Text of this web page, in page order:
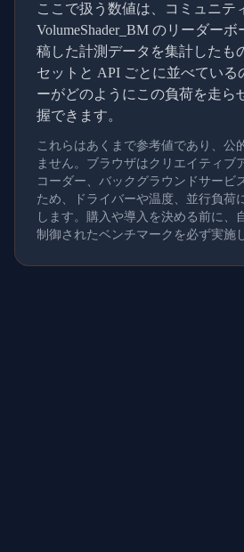
ここで扱う数値は、コミュニテ
VolumeShader_BM のリーダー
稿した計測データを集計したも
セットと API ごとに並べている
ーがどのようにこの負荷を走ら
握できます。
これらはあくまで参考値であり、公
ません。ブラウザはクリエイティブ
コーダー、バックグラウンドサービ
ため、ドライバーや温度、並行負荷
します。購入や導入を決める前に、
制御されたベンチマークを必ず実施